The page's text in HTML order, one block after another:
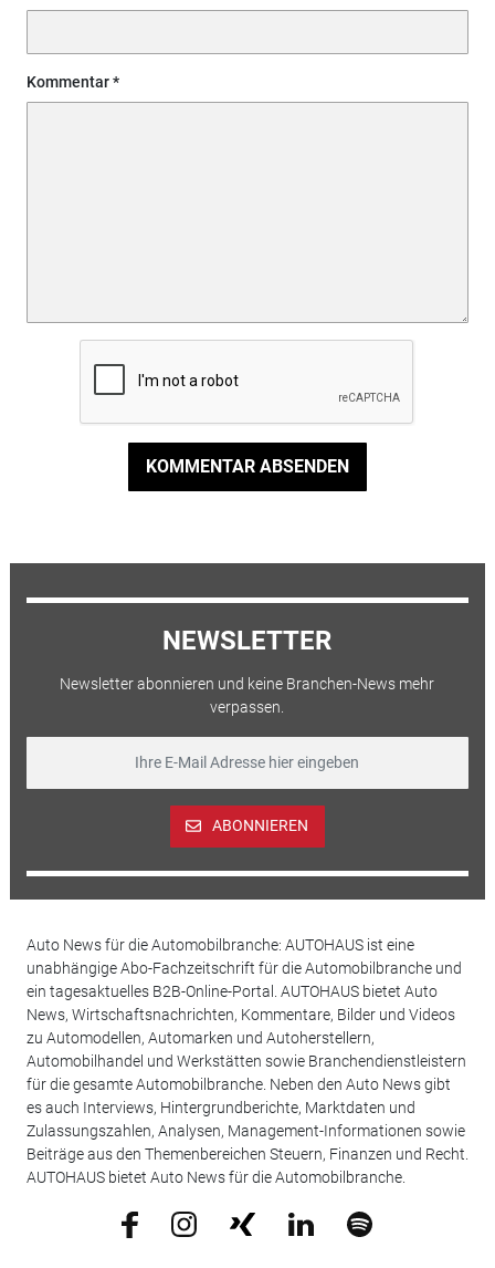
Kommentar
KOMMENTAR ABSENDEN
NEWSLETTER
Newsletter abonnieren und keine Branchen-News mehr
verpassen.
ABONNIEREN
Auto News für die Automobilbranche: AUTOHAUS ist eine
unabhängige Abo-Fachzeitschrift für die Automobilbranche und
ein tagesaktuelles B2B-Online-Portal. AUTOHAUS bietet Auto
News, Wirtschaftsnachrichten, Kommentare, Bilder und Videos
zu Automodellen, Automarken und Autoherstellern,
Automobilhandel und Werkstätten sowie Branchendienstleistern
für die gesamte Automobilbranche. Neben den Auto News gibt
es auch Interviews, Hintergrundberichte, Marktdaten und
Zulassungszahlen, Analysen, Management-Informationen sowie
Beiträge aus den Themenbereichen Steuern, Finanzen und Recht.
AUTOHAUS bietet Auto News für die Automobilbranche.